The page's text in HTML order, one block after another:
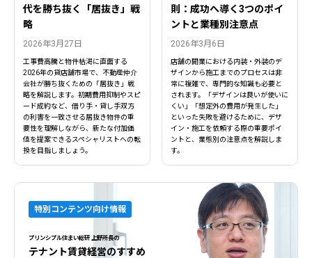
閉じる
代を勝ち抜く「居抜き」戦
略
2026年3月27日
工事費高騰と物件枯渇に直面する
2026年の貸店舗市場で、不動産仲介
会社が勝ち抜くための「居抜き」戦
略を解説します。初期費用抑制やスピ
ード成約など、借り手・貸し手双方
の利害を一致させる居抜き物件の重
要性を理解しながら、新たな付加価
値を提案できるスペシャリストへの転
換を目指しましょう。
則：成功へ導く3つのポイ
ントと業種別注意点
2026年3月6日
店舗の開業における内装・外装のデ
ザインから施工までのプロセスは非
常に複雑で、専門的な知識も必要と
されます。「デザインは良いが使いに
くい」「想定外の費用が発生した」
といった失敗を避けるために、デザ
イン・施工を依頼する際の重要ポイ
ントと、業態別の注意点を解説しま
す。
特別コンテンツ向け情報
プリンシプル住まい総研 上野所長の
テナント賃貸経営のすすめ